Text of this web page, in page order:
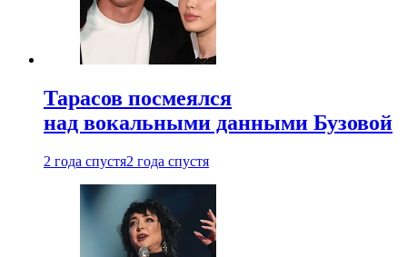
Тарасов посмеялся
над вокальными данными Бузовой
2 года спустя2 года спустя